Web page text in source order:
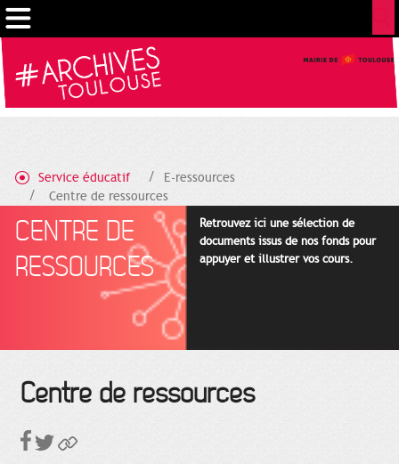
Service éducatif
E-ressources
Centre de ressources
CENTRE DE
RESSOURCES
Retrouvez ici une sélection de
documents issus de nos fonds pour
appuyer et illustrer vos cours.
Centre de ressources
Gestion de vos préférences sur les cookies